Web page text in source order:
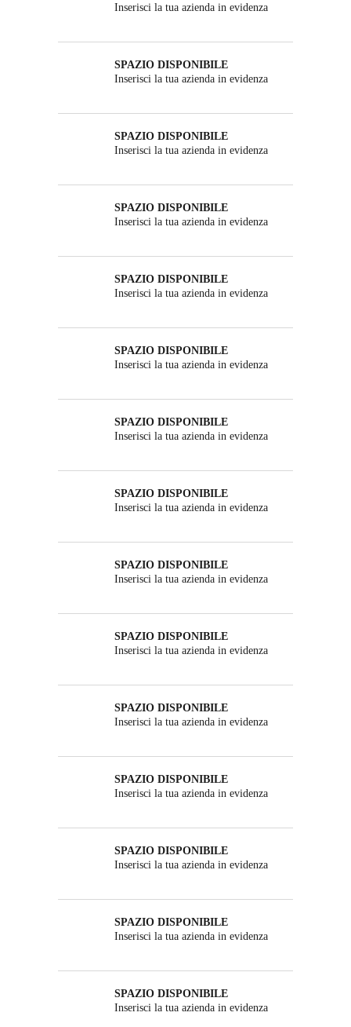
Inserisci la tua azienda in evidenza
SPAZIO DISPONIBILE
Inserisci la tua azienda in evidenza
SPAZIO DISPONIBILE
Inserisci la tua azienda in evidenza
SPAZIO DISPONIBILE
Inserisci la tua azienda in evidenza
SPAZIO DISPONIBILE
Inserisci la tua azienda in evidenza
SPAZIO DISPONIBILE
Inserisci la tua azienda in evidenza
SPAZIO DISPONIBILE
Inserisci la tua azienda in evidenza
SPAZIO DISPONIBILE
Inserisci la tua azienda in evidenza
SPAZIO DISPONIBILE
Inserisci la tua azienda in evidenza
SPAZIO DISPONIBILE
Inserisci la tua azienda in evidenza
SPAZIO DISPONIBILE
Inserisci la tua azienda in evidenza
SPAZIO DISPONIBILE
Inserisci la tua azienda in evidenza
SPAZIO DISPONIBILE
Inserisci la tua azienda in evidenza
SPAZIO DISPONIBILE
Inserisci la tua azienda in evidenza
SPAZIO DISPONIBILE
Inserisci la tua azienda in evidenza